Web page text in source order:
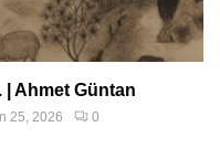
| Ahmet Güntan
25, 2026 0